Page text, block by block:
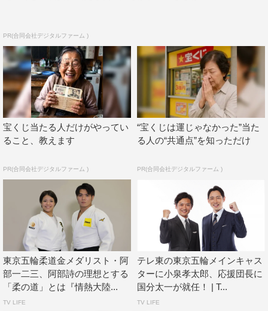
番組情報
『東建コーポレーション presents 柔道グランドスラム東
京 2022』
テレビ東京系
2022年12月3日（土）午後4時～6時
2022年12月4日（日）午後6時30分～9時
【配信】
TVer テレ東系リアルタイム配信（
https://tver.jp/live/tx
広告付き無料配信サービス「ネットもテレ東」（テレビ東
京HP、TVer、GYAO!）
テレビ東京スポーツ（YouTube チャンネル）
進行：竹﨑由佳（テレビ東京アナウンサー）
現場解説：松本薫（キャスター・ロンドン五輪金メダ
ル）、五郎丸歩（アスリートゲスト ※日曜のみ）
PR(合同会社デジタルファーム )
宝くじ当たる人だけがやってい
ること、教えます
PR(合同会社デジタルファーム )
“宝くじは運じゃなかった”当た
る人の“共通点”を知っただけ
PR(合同会社デジタルファーム )
東京五輪柔道金メダリスト・阿
部一二三、阿部詩の理想とする
「柔の道」とは『情熱大陸...
TV LIFE
テレ東の東京五輪メインキャス
ターに小泉孝太郎、応援団長に
国分太一が就任！ | T...
TV LIFE